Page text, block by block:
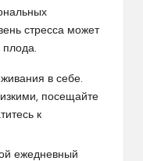
стресса может
плода.
в себе.
посещайте
к
ежедневный